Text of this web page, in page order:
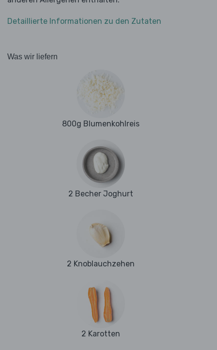
Detaillierte Informationen zu den Zutaten
Was wir liefern
800g Blumenkohlreis
2 Becher Joghurt
2 Knoblauchzehen
2 Karotten